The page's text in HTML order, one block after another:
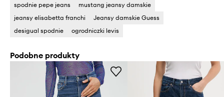
spodnie pepe jeans
mustang jeansy damskie
jeansy elisabetta franchi
Jeansy damskie Guess
desigual spodnie
ogrodniczki levis
Podobne produkty